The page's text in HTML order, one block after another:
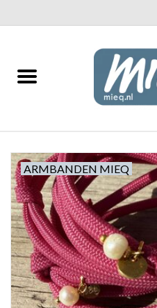
Home
MIEQ's oorbellen
Love You Armband
Never Enough Armbanden
Heren
ARMBANDEN MIEQ